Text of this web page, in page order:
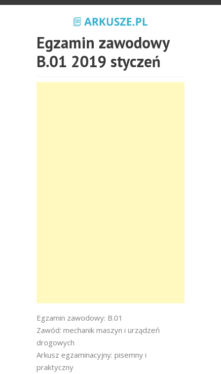
Egzamin zawodowy
B.01 2019 styczeń
Egzamin zawodowy: B.01
Zawód: mechanik maszyn i urządzeń
drogowych
Arkusz egzaminacyjny: pisemny i
praktyczny